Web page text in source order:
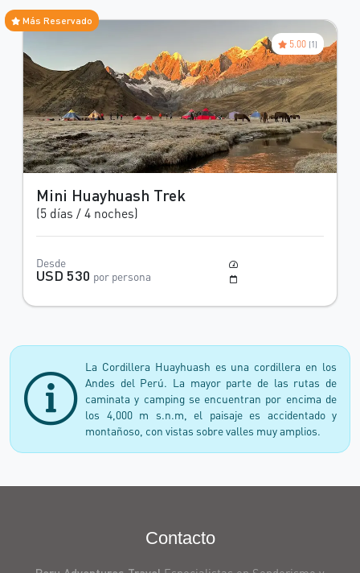
Mini Huayhuash Trek
(5 días / 4 noches)
Desde
USD 530 por persona
Más Reservado
5.00 (1)
La Cordillera Huayhuash es una cordillera en los
Andes del Perú. La mayor parte de las rutas de
caminata y camping se encuentran por encima de
los 4,000 m s.n.m, el paisaje es accidentado y
montañoso, con vistas sobre valles muy amplios.
senderismo
Contacto